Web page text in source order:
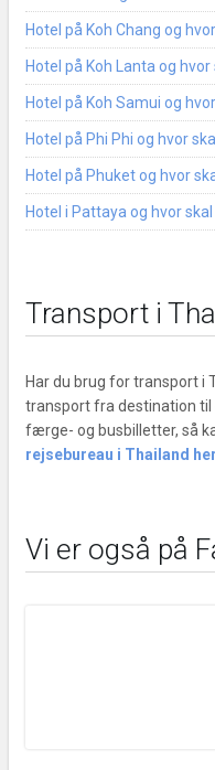
Hotel på Koh Chang og
Hotel på Koh Lanta og hvor
Hotel på Koh Samui og
Hotel på Phi Phi og hvor
Hotel på Phuket og hvor
Hotel i Pattaya og hvor skal
Transport i
Har du brug for transport i
transport fra destination
færge- og busbilletter, så
rejsebureau i Thailand her
Vi er også på